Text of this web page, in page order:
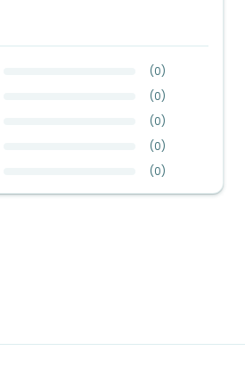
(0)
(0)
(0)
(0)
(0)